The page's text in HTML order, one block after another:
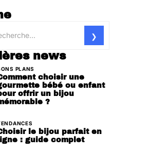
news
PLANS
choisir une
bébé ou enfant
offrir un bijou
?
le bijou parfait en
: guide complet